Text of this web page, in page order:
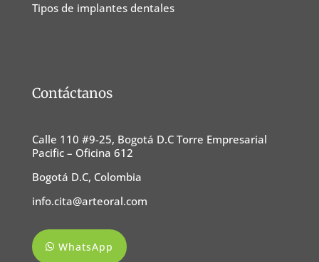
Tipos de implantes dentales
Contáctanos
Calle 110 #9-25, Bogotá D.C Torre Empresarial
Pacific – Oficina 612
Bogotá D.C, Colombia
info.cita@arteoral.com
WhatsApp